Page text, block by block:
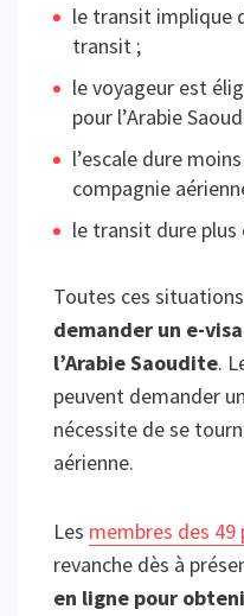
le transit implique
transit ;
le voyageur est
pour l’Arabie
l’escale dure
compagnie
le transit dure plus
Toutes ces
demander un e-
l’Arabie Saoudite.
peuvent demander
nécessite de se
aérienne.
Les membres des 49
revanche dès à
en ligne pour